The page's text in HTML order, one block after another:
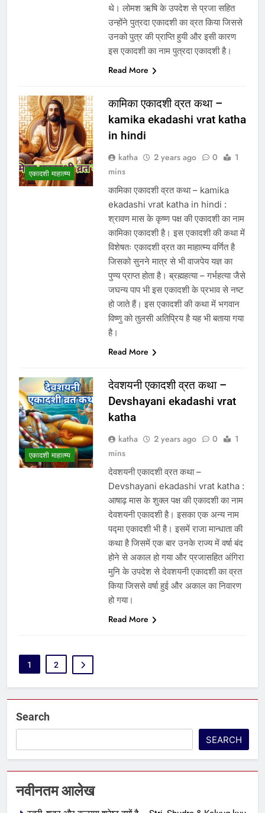
थे। लोमश ऋषि के उपदेश से प्रजा सहित
उन्होंने पुत्रदा एकादशी का व्रत किया जिससे
उनको पुत्र की प्राप्ति हुयी और इसी कारण
इस एकादशी का नाम पुत्रदा एकादशी है।
Read More
एकादशी माहात्म्य
कामिका एकादशी व्रत कथा –
kamika ekadashi vrat katha
in hindi
katha 2 years ago 0
1
mins
कामिका एकादशी व्रत कथा – kamika
ekadashi vrat katha in hindi :
श्रावण मास के कृष्ण पक्ष की एकादशी का नाम
कामिका एकादशी है। इस एकादशी की कथा में
विशेषतः एकादशी व्रत का माहात्म्य वर्णित है
जिसको सुनने मात्र से भी वाजपेय यज्ञ का
पुण्य प्राप्त होता है। ब्रह्महत्या – गर्भहत्या जैसे
जघन्य पाप भी इस एकादशी के प्रभाव से नष्ट
हो जाते हैं। इस एकादशी की कथा में भगवान
विष्णु को तुलसी अतिप्रिय है यह भी बताया गया
है।
Read More
एकादशी माहात्म्य
देवशयनी एकादशी व्रत कथा –
Devshayani ekadashi vrat
katha
katha 2 years ago 0
1
mins
देवशयनी एकादशी व्रत कथा –
Devshayani ekadashi vrat katha :
आषाढ़ मास के शुक्ल पक्ष की एकादशी का नाम
देवशयनी एकादशी है। इसका एक अन्य नाम
पद्मा एकादशी भी है। इसमें राजा मान्धाता की
कथा है जिसमें एक बार उनके राज्य में वर्षा बंद
होने से अकाल हो गया और प्रजासहित अंगिरा
मुनि के उपदेश से देवशयनी एकादशी का व्रत
किया जिससे वर्षा हुई और अकाल का निवारण
हो गया।
Read More
1 2
Search
SEARCH
नवीनतम आलेख
6